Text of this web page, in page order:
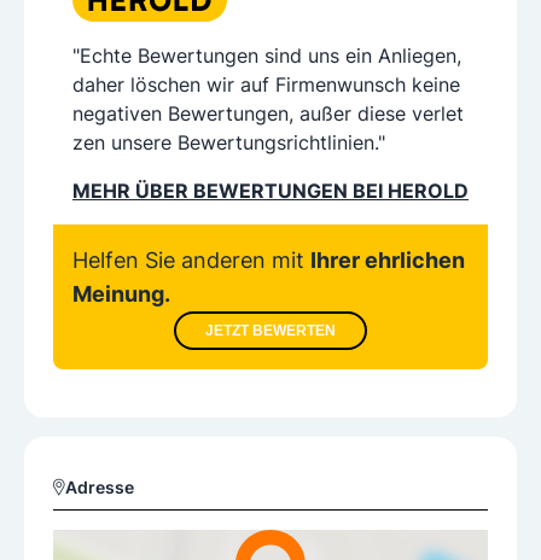
"Echte Bewertungen sind uns ein Anliegen,
daher löschen wir auf Firmenwunsch keine
negativen Bewertungen, außer diese verlet
zen unsere Bewertungsrichtlinien."
MEHR ÜBER BEWERTUNGEN BEI HEROLD
Helfen Sie anderen mit Ihrer ehrlichen
Meinung.
JETZT BEWERTEN
Adresse